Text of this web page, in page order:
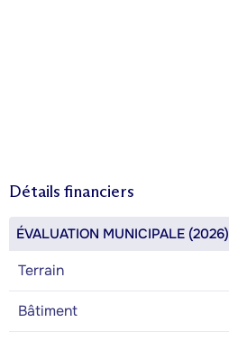
Détails financiers
ÉVALUATION MUNICIPALE (2026)
Terrain
Bâtiment